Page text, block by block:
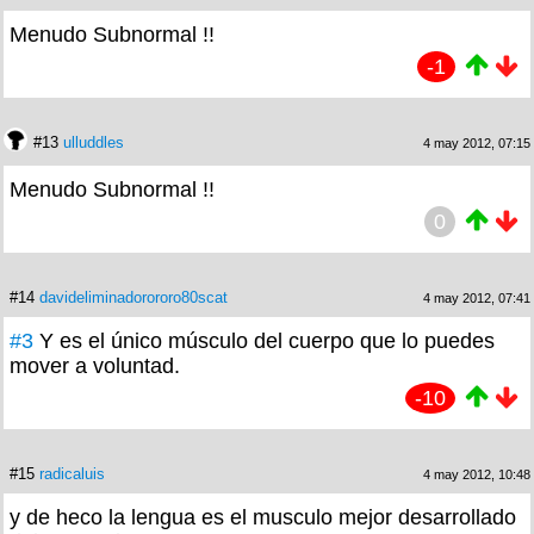
Menudo Subnormal !!
-1
#13 ulluddles 4 may 2012, 07:15
Menudo Subnormal !!
0
#14 davideliminadorororo80scat 4 may 2012, 07:41
#3 Y es el único músculo del cuerpo que lo puedes
mover a voluntad.
-10
#15 radicaluis 4 may 2012, 10:48
y de heco la lengua es el musculo mejor desarrollado